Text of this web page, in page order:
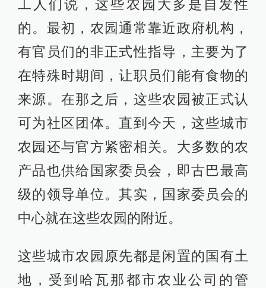
工人们说，这些农园大多是自发性
的。最初，农园通常靠近政府机构，
有官员们的非正式性指导，主要为了
在特殊时期间，让职员们能有食物的
来源。在那之后，这些农园被正式认
可为社区团体。直到今天，这些城市
农园还与官方紧密相关。大多数的农
产品也供给国家委员会，即古巴最高
级的领导单位。其实，国家委员会的
中心就在这些农园的附近。
这些城市农园原先都是闲置的国有土
地，受到哈瓦那都市农业公司的管